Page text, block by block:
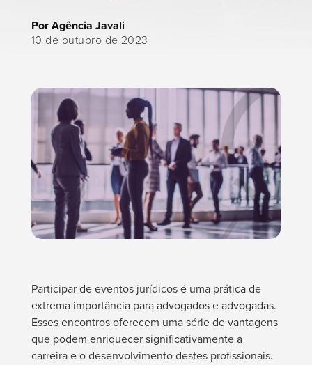
Por Agência Javali
10 de outubro de 2023
Participar de eventos jurídicos é uma prática de
extrema importância para advogados e advogadas.
Esses encontros oferecem uma série de vantagens
que podem enriquecer significativamente a
carreira e o desenvolvimento destes profissionais.